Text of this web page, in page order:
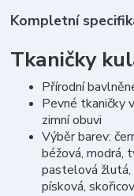
Kompletní
Tkaničky
Přírodní
Pevné tkaničky
zimní obuvi
Výběr barev:
béžová, modrá,
pastelová žlutá,
písková,